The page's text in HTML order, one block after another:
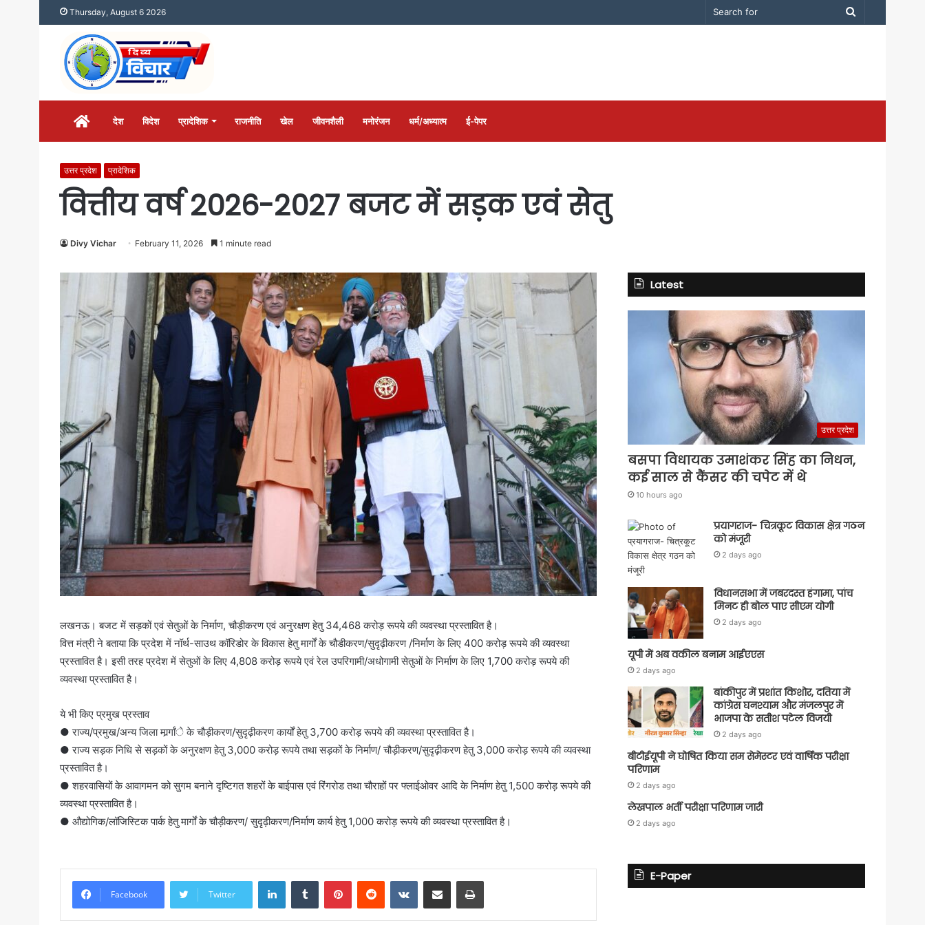
Thursday, August 6 2026
Search
होम देश विदेश प्रादेशिक राजनीति खेल जीवनशैली मनोरंजन धर्म/अध्यात्म ई-पेपर
उत्तर प्रदेश प्रादेशिक
वित्तीय वर्ष 2026-2027 बजट में सड़क एवं सेतु
Divy Vichar February 11, 2026 1 minute read
लखनऊ। बजट में सड़कों एवं सेतुओं के निर्माण, चौड़ीकरण एवं अनुरक्षण हेतु 34,468 करोड़ रूपये की व्यवस्था प्रस्तावित है।
वित्त मंत्री ने बताया कि प्रदेश में नॉर्थ-साउथ कॉरिडोर के विकास हेतु मार्गों के चौडीकरण/सुदृढ़ीकरण /निर्माण के लिए 400 करोड़ रूपये की व्यवस्था
प्रस्तावित है। इसी तरह प्रदेश में सेतुओं के लिए 4,808 करोड़ रूपये एवं रेल उपरिगामी/अधोगामी सेतुओं के निर्माण के लिए 1,700 करोड़ रूपये की
व्यवस्था प्रस्तावित है।
ये भी किए प्रमुख प्रस्ताव
● राज्य/प्रमुख/अन्य जिला मार्र्गांे के चौड़ीकरण/सुदृढ़ीकरण कार्यों हेतु 3,700 करोड़ रूपये की व्यवस्था प्रस्तावित है।
● राज्य सड़क निधि से सड़कों के अनुरक्षण हेतु 3,000 करोड़ रूपये तथा सड़कों के निर्माण/ चौड़ीकरण/सुदृढ़ीकरण हेतु 3,000 करोड़ रूपये की व्यवस्था
प्रस्तावित है।
● शहरवासियों के आवागमन को सुगम बनाने दृष्टिगत शहरों के बाईपास एवं रिंगरोड तथा चौराहों पर फ्लाईओवर आदि के निर्माण हेतु 1,500 करोड़ रूपये की
व्यवस्था प्रस्तावित है।
● औद्योगिक/लॉजिस्टिक पार्क हेतु मार्गों के चौड़ीकरण/ सुदृढ़ीकरण/निर्माण कार्य हेतु 1,000 करोड़ रूपये की व्यवस्था प्रस्तावित है।
Facebook Twitter
LinkedInTumblr PinterestReddit VKontakteShare via Email Print
Latest
उत्तर प्रदेश
बसपा विधायक उमाशंकर सिंह का निधन,
कई साल से कैंसर की चपेट में थे
10 hours ago
प्रयागराज- चित्रकूट विकास क्षेत्र गठन
को मंजूरी
2 days ago
विधानसभा में जबरदस्त हंगामा, पांच
मिनट ही बोल पाए सीएम योगी
2 days ago
यूपी में अब वकील बनाम आईएएस
2 days ago
बांकीपुर में प्रशांत किशोर, दतिया में
कांग्रेस घनश्याम और मंजलपुर में
भाजपा के सतीश पटेल विजयी
2 days ago
बीटीईयूपी ने घोषित किया सम सेमेस्टर एवं वार्षिक परीक्षा
परिणाम
2 days ago
लेखपाल भर्ती परीक्षा परिणाम जारी
2 days ago
E-Paper